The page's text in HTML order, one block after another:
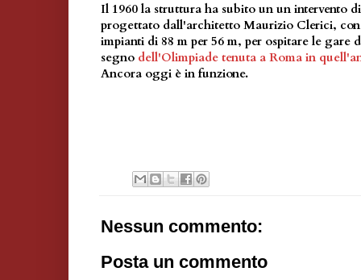
Il 1960 la struttura ha subito un un intervento
progettato dall'architetto Maurizio Clerici,
impianti di 88 m per 56 m, per ospitare le gare
segno dell'Olimpiade tenuta a Roma in
Ancora oggi è in funzione.
Nessun commento:
Posta un commento